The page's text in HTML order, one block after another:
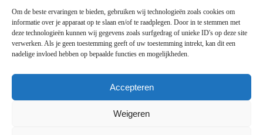
Om de beste ervaringen te bieden, gebruiken wij technologieën zoals cookies om
informatie over je apparaat op te slaan en/of te raadplegen. Door in te stemmen met
deze technologieën kunnen wij gegevens zoals surfgedrag of unieke ID's op deze site
verwerken. Als je geen toestemming geeft of uw toestemming intrekt, kan dit een
nadelige invloed hebben op bepaalde functies en mogelijkheden.
Accepteren
Weigeren
Snel naar
Presentaties
Contact